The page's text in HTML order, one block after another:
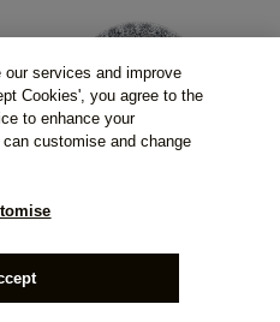
Vitguld Förlovningsringar
Från
services and improve
Cookies', you agree to the
to enhance your
customise and change